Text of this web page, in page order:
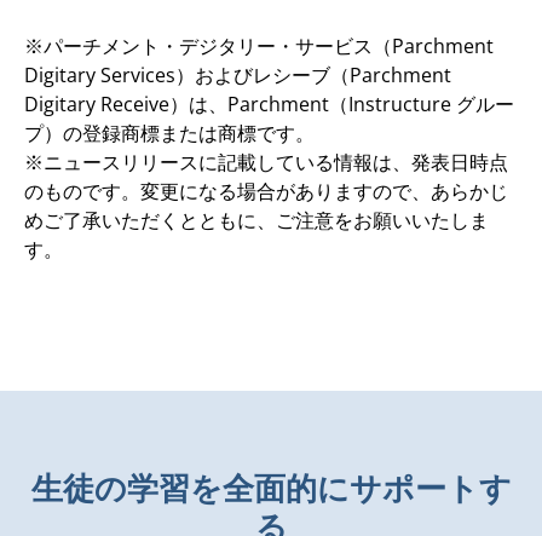
※パーチメント・デジタリー・サービス（Parchment
Digitary Services）およびレシーブ（Parchment
Digitary Receive）は、Parchment（Instructure グルー
プ）の登録商標または商標です。
※ニュースリリースに記載している情報は、発表日時点
のものです。変更になる場合がありますので、あらかじ
めご了承いただくとともに、ご注意をお願いいたしま
す。
生徒の学習を全面的にサポートす
る